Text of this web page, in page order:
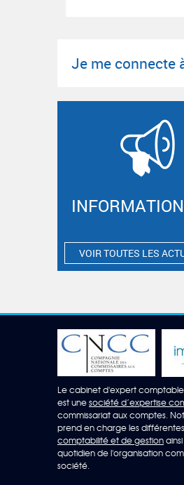
Je me connecte
VOIR TOUTES LES
Le cabinet d'expert comptable
est unesociété d’expertise
commissariat aux comptes.
prend en charge les différentes
comptabilité et de gestion
quotidien de l'organisation
société.